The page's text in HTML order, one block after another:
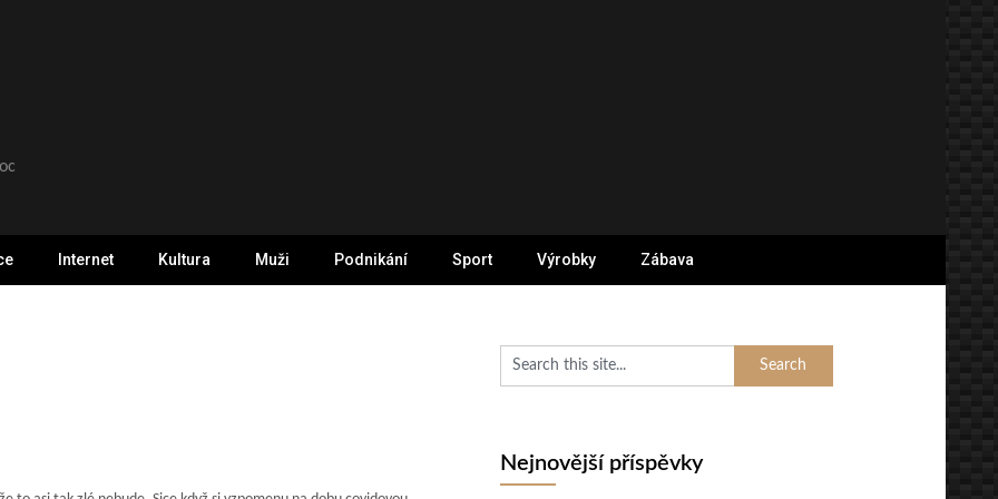
Internet Kultura Muži Podnikání Sport Výrobky Zábava
Nejnovější příspěvky